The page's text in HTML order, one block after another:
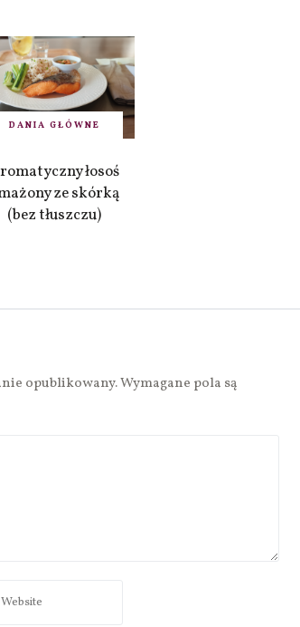
DANIA GŁÓWNE
łosoś
ze skórką
(bez tłuszczu)
opublikowany.Wymagane pola są